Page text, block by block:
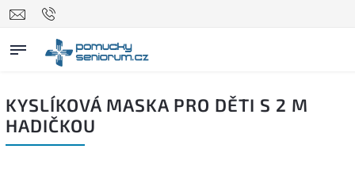
KYSLÍKOVÁ MASKA PRO DĚTI S 2 M
HADIČKOU